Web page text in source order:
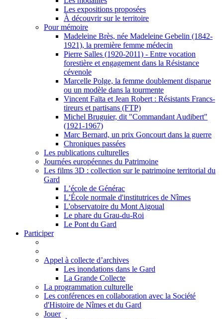
Les expositions proposées
À découvrir sur le territoire
Pour mémoire
Madeleine Brès, née Madeleine Gebelin (1842-
1921), la première femme médecin
Pierre Salles (1920-2011) - Entre vocation
forestière et engagement dans la Résistance
cévenole
Marcelle Polge, la femme doublement disparue
ou un modèle dans la tourmente
Vincent Faïta et Jean Robert : Résistants Francs-
tireurs et partisans (FTP)
Michel Bruguier, dit "Commandant Audibert"
(1921-1967)
Marc Bernard, un prix Goncourt dans la guerre
Chroniques passées
Les publications culturelles
Journées européennes du Patrimoine
Les films 3D : collection sur le patrimoine territorial du
Gard
L’école de Générac
L’École normale d'institutrices de Nîmes
L'observatoire du Mont Aigoual
Le phare du Grau-du-Roi
Le Pont du Gard
Participer
Appel à collecte d’archives
Les inondations dans le Gard
La Grande Collecte
La programmation culturelle
Les conférences en collaboration avec la Société
d'Histoire de Nîmes et du Gard
Jouer